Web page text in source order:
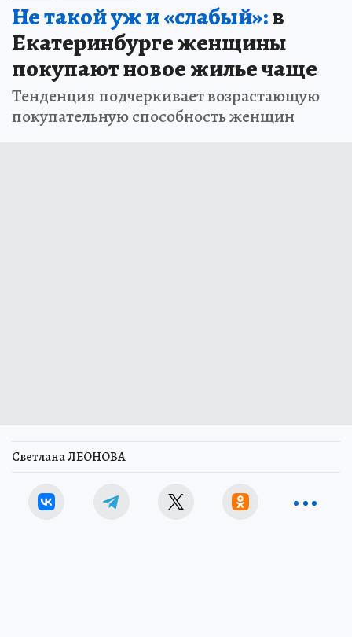
Не такой уж и «слабый»:в
Екатеринбурге женщины
покупают новое жилье чаще
Тенденция подчеркивает возрастающую
покупательную способность женщин
Светлана ЛЕОНОВА